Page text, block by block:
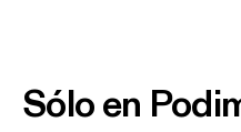
Sólo en